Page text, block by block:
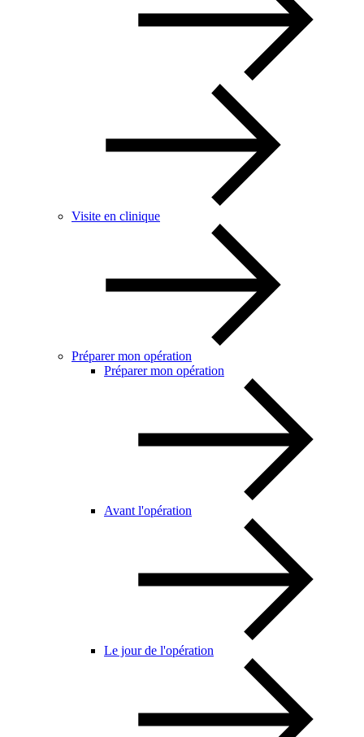
Visite en clinique
Préparer mon opération
Préparer mon opération
Avant l'opération
Le jour de l'opération